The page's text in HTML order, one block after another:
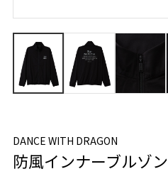
DANCE WITH DRAGON
防風インナーブルゾン